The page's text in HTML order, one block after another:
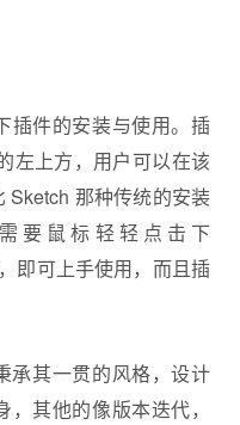
插件的安装与使用。插
左上方，用户可以在该
Sketch 那种传统的安装
要鼠标轻轻点击下
即可上手使用，而且插
承其一贯的风格，设计
其他的像版本迭代，